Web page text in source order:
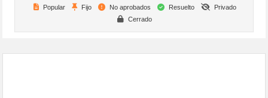
Popular
Fijo No aprobados Resuelto
Privado
Cerrado